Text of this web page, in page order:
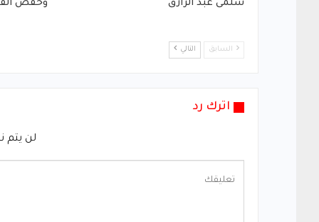
سلمى عبد الرازق
وخفض
السابق التالي
اترك رد
لن يتم